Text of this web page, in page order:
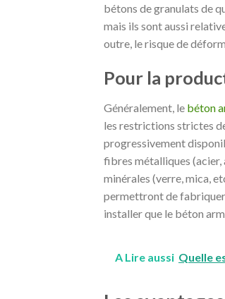
bétons de granulats de
mais ils sont aussi
outre, le risque de
Pour la
Généralement, le béton
les restrictions strictes
progressivement
fibres métalliques
minérales (verre, mica,
permettront de fabriquer
installer que le béton
A Lire aussi Quelle